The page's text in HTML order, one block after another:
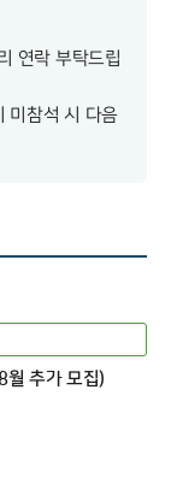
연락 부탁드립
미참석 시 다음
추가 모집)